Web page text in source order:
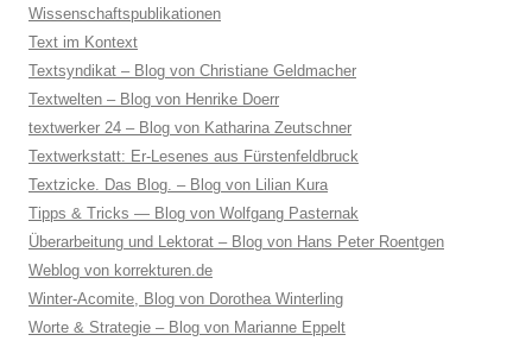
Wissenschaftspublikationen
Text im Kontext
Textsyndikat – Blog von Christiane Geldmacher
Textwelten – Blog von Henrike Doerr
textwerker 24 – Blog von Katharina Zeutschner
Textwerkstatt: Er-Lesenes aus Fürstenfeldbruck
Textzicke. Das Blog. – Blog von Lilian Kura
Tipps & Tricks — Blog von Wolfgang Pasternak
Überarbeitung und Lektorat – Blog von Hans Peter Roentgen
Weblog von korrekturen.de
Winter-Acomite, Blog von Dorothea Winterling
Worte & Strategie – Blog von Marianne Eppelt